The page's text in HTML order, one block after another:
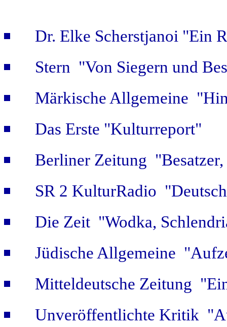
Dr. Elke Scherstjanoi "Ein
Stern "Von Siegern und
Märkische Allgemeine
Das Erste "Kulturreport"
Berliner Zeitung
SR 2 KulturRadio
Die Zeit "Wodka,
Jüdische Allgemeine
Mitteldeutsche Zeitung
Unveröffentlichte Kritik